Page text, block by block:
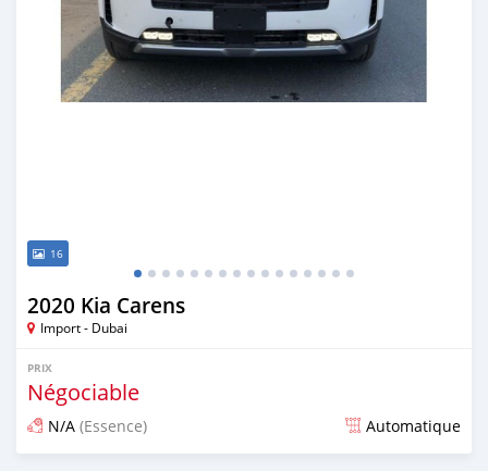
16
2020 Kia Carens
Import - Dubai
PRIX
Négociable
N/A (Essence) Automatique